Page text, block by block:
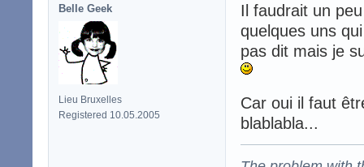
Belle Geek
Lieu Bruxelles
Registered 10.05.2005
Il faudrait un
quelques uns
pas dit mais je
Car oui il faut
blablabla...